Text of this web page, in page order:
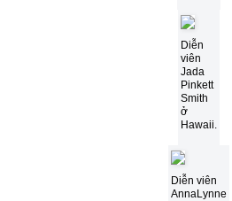
Diễn
viên
Jada
Pinkett
Smith
ở
Hawaii.
Diễn viên
AnnaLynne